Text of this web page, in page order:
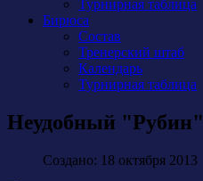
Турнирная таблица
Бирюса
Состав
Тренерский штаб
Календарь
Турнирная таблица
Неудобный "Рубин"
Создано: 18 октября 2013